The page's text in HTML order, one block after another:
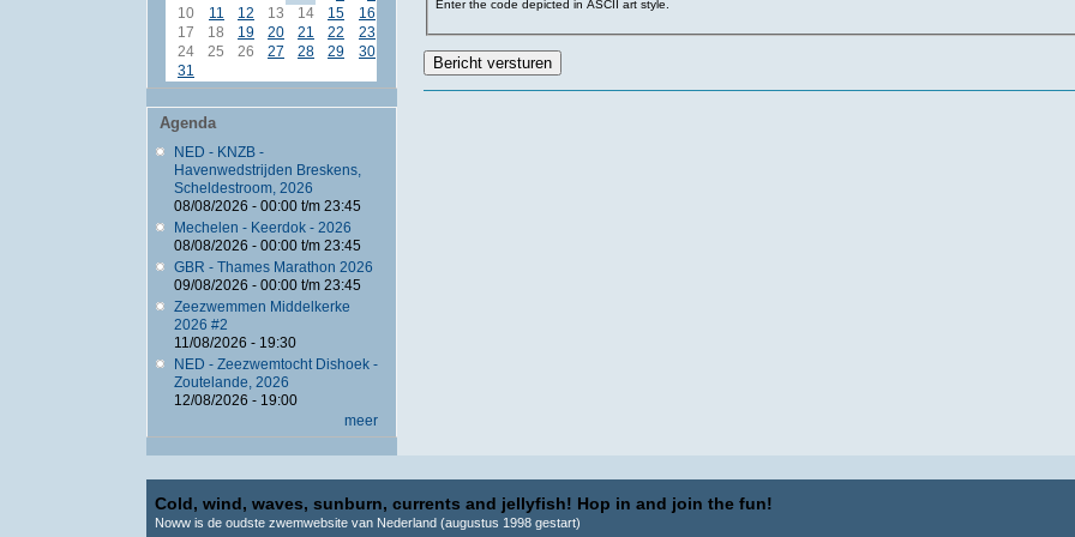
10
11 12 13 14 15
16
17
18 19 20 21 22
23
24
25 26 27 28 29
30
31
Agenda
NED - KNZB -
Havenwedstrijden Breskens,
Scheldestroom, 2026
08/08/2026 - 00:00t/m 23:45
Mechelen - Keerdok - 2026
08/08/2026 - 00:00t/m 23:45
GBR - Thames Marathon 2026
09/08/2026 - 00:00t/m 23:45
Zeezwemmen Middelkerke
2026 #2
11/08/2026 - 19:30
NED - Zeezwemtocht Dishoek -
Zoutelande, 2026
12/08/2026 - 19:00
meer
Enter the code depicted in ASCII art style.
Cold, wind, waves, sunburn, currents and jellyfish! Hop in and join the fun!
Noww is de oudste zwemwebsite van Nederland (augustus 1998 gestart)